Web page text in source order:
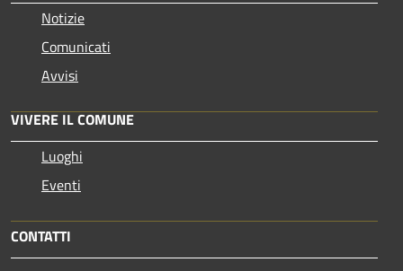
Notizie
Comunicati
Avvisi
VIVERE IL COMUNE
Luoghi
Eventi
CONTATTI